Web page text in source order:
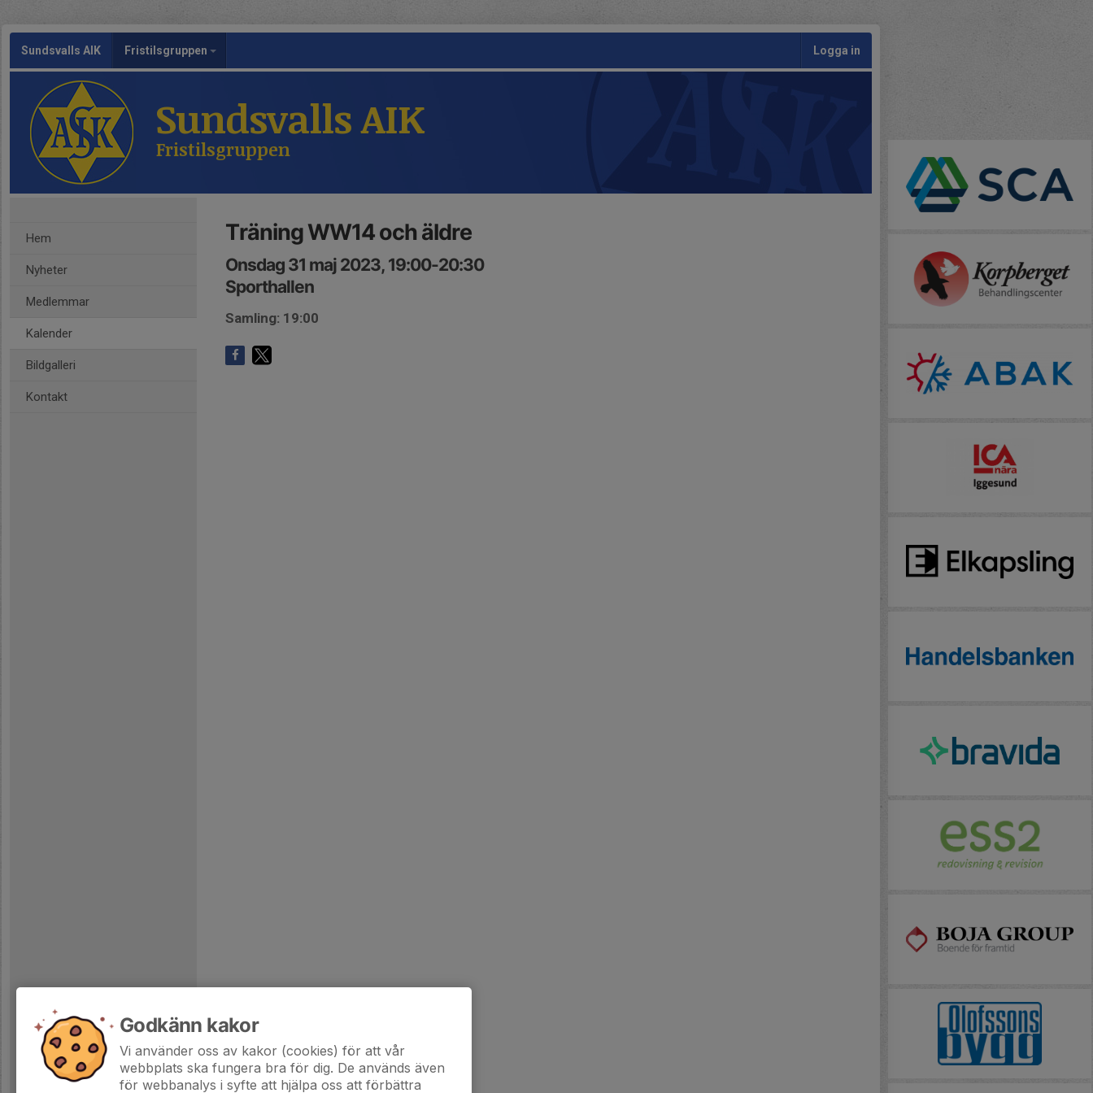
Sundsvalls AIK Fristilsgruppen Logga in
Sundsvalls AIK
Fristilsgruppen
Hem
Nyheter
Medlemmar
Kalender
Bildgalleri
Kontakt
Träning WW14 och äldre
Onsdag 31 maj 2023, 19:00-20:30
Sporthallen
Samling: 19:00
Godkänn kakor
Vi använder oss av kakor (cookies) för att vår
webbplats ska fungera bra för dig. De används även
för webbanalys i syfte att hjälpa oss att förbättra